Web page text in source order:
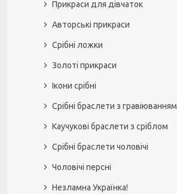
Прикраси для дівчаток
Авторські прикраси
Срібні ложки
Золоті прикраси
Ікони срібні
Срібні браслети з гравіюванням
Каучукові браслети з сріблом
Срібні браслети чоловічі
Чоловічі персні
Незламна Українка!